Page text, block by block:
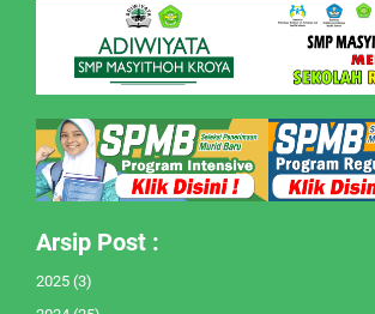
Arsip Post :
2025 (3)